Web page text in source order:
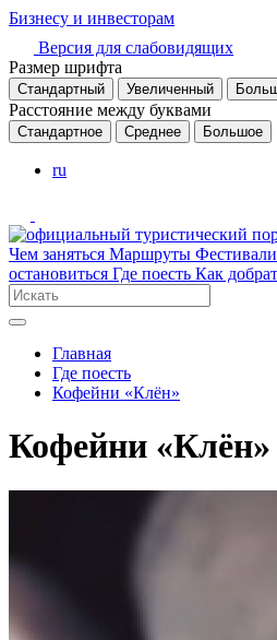
Бизнесу и инвесторам
Версия для слабовидящих
Размер шрифта
Стандартный Увеличенный
Расстояние между буквами
Стандартное Среднее Большое
ru
Чем заняться Маршруты
остановиться Где поесть Как
Главная
Где поесть
Кофейни «Клён»
Кофейни «Клён»